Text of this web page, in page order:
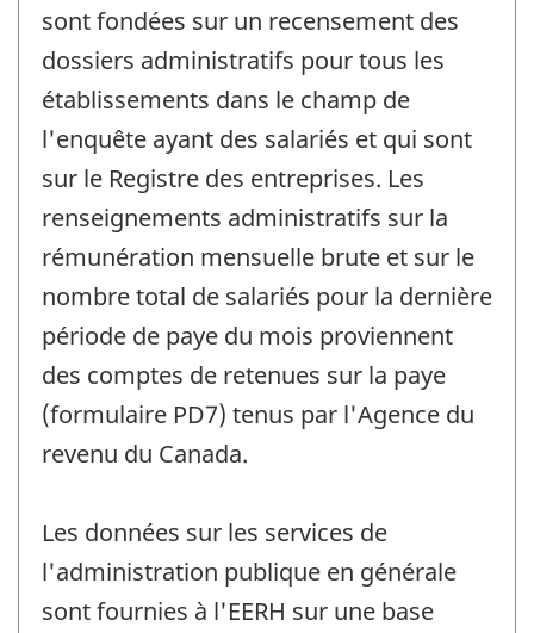
sont fondées sur un recensement des
dossiers administratifs pour tous les
établissements dans le champ de
l'enquête ayant des salariés et qui sont
sur le Registre des entreprises. Les
renseignements administratifs sur la
rémunération mensuelle brute et sur le
nombre total de salariés pour la dernière
période de paye du mois proviennent
des comptes de retenues sur la paye
(formulaire PD7) tenus par l'Agence du
revenu du Canada.
Les données sur les services de
l'administration publique en générale
sont fournies à l'EERH sur une base